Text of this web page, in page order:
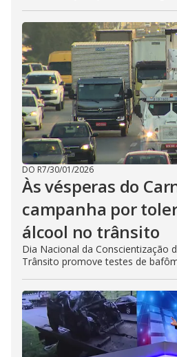
DO R7/30/01/2026
Às vésperas do
campanha por
álcool no trânsito
Dia Nacional da Conscientização
Trânsito promove testes de